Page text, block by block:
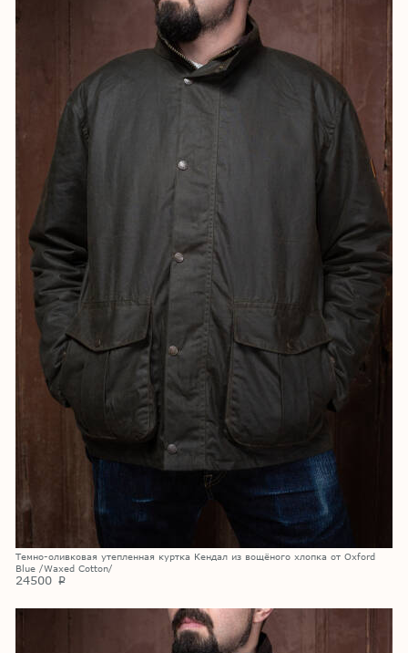
Темно-оливковая утепленная куртка Кендал из вощёного хлопка от Oxford
Blue /Waxed Cotton/
24500 p